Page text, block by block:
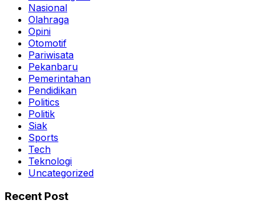
Nasional
Olahraga
Opini
Otomotif
Pariwisata
Pekanbaru
Pemerintahan
Pendidikan
Politics
Politik
Siak
Sports
Tech
Teknologi
Uncategorized
Recent Post